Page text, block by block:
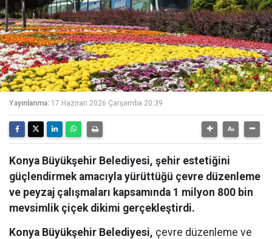
Yayınlanma: 17 Haziran 2026 Çarşamba 20:39
Konya Büyükşehir Belediyesi, şehir estetiğini
güçlendirmek amacıyla yürüttüğü çevre düzenleme
ve peyzaj çalışmaları kapsamında 1 milyon 800 bin
mevsimlik çiçek dikimi gerçekleştirdi.
Konya Büyükşehir Belediyesi, çevre düzenleme ve